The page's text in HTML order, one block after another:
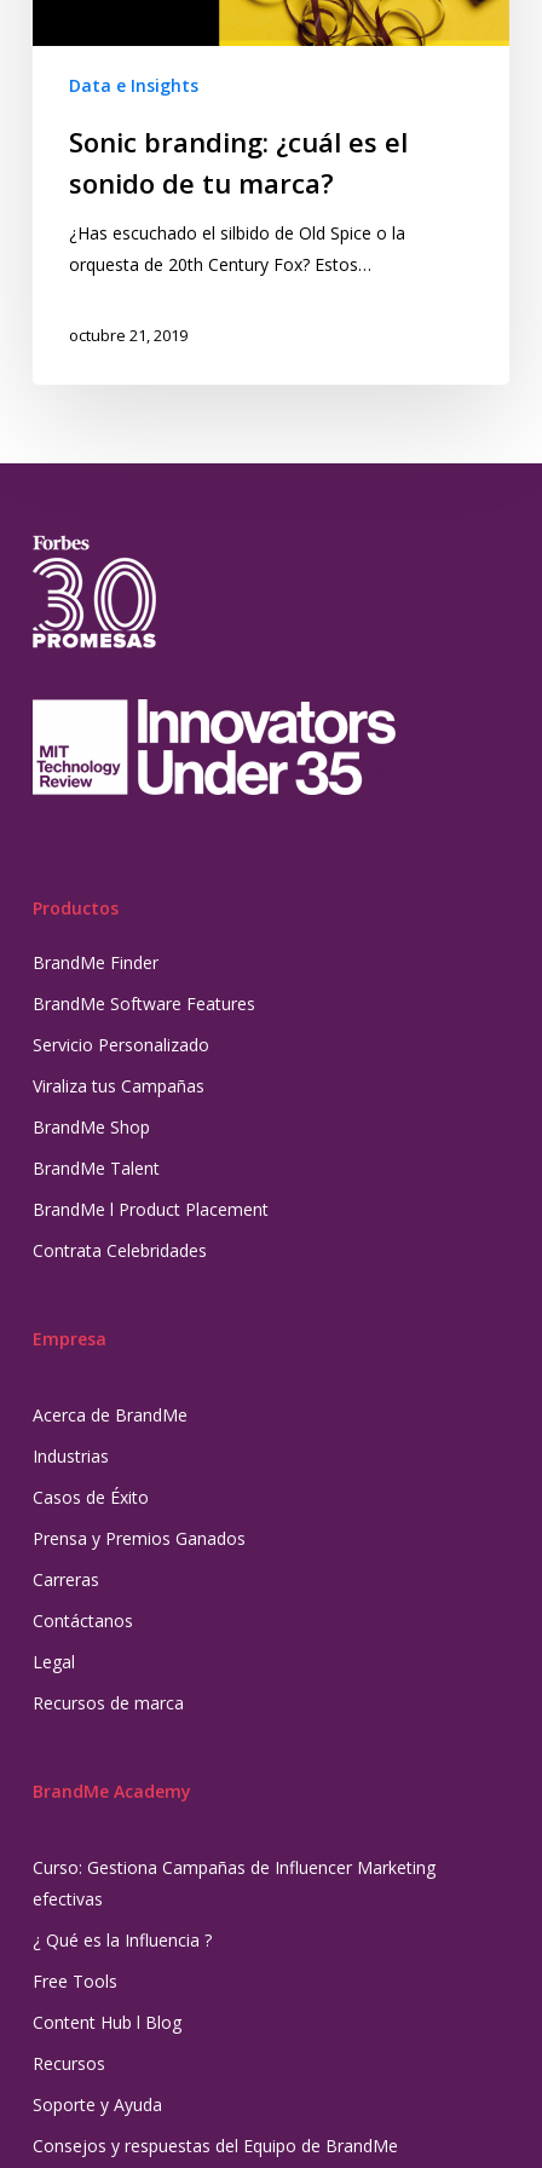
Data e Insights
Sonic branding: ¿cuál es el
sonido de tu marca?
¿Has escuchado el silbido de Old Spice o la
orquesta de 20th Century Fox? Estos…
octubre 21, 2019
Productos
BrandMe Finder
BrandMe Software Features
Servicio Personalizado
Viraliza tus Campañas
BrandMe Shop
BrandMe Talent
BrandMe l Product Placement
Contrata Celebridades
Empresa
Acerca de BrandMe
Industrias
Casos de Éxito
Prensa y Premios Ganados
Carreras
Contáctanos
Legal
Recursos de marca
BrandMe Academy
Curso: Gestiona Campañas de Influencer Marketing
efectivas
¿ Qué es la Influencia ?
Free Tools
Content Hub l Blog
Recursos
Soporte y Ayuda
Consejos y respuestas del Equipo de BrandMe